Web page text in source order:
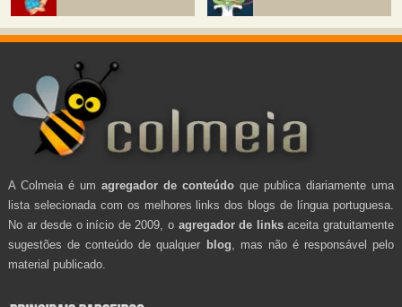
A Colmeia é um agregador de conteúdo que publica diariamente uma
lista selecionada com os melhores links dos blogs de língua portuguesa.
No ar desde o início de 2009, o agregador de linksaceita gratuitamente
sugestões de conteúdo de qualquer blog , mas não é responsável pelo
material publicado.